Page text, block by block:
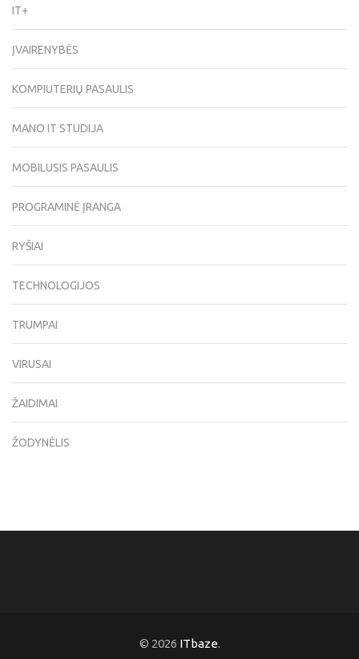
IT+
ĮVAIRENYBĖS
KOMPIUTERIŲ PASAULIS
MANO IT STUDIJA
MOBILUSIS PASAULIS
PROGRAMINĖ ĮRANGA
RYŠIAI
TECHNOLOGIJOS
TRUMPAI
VIRUSAI
ŽAIDIMAI
ŽODYNĖLIS
© 2026 ITbaze.